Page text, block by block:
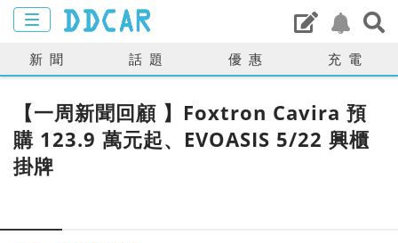
新聞 話題 優惠 充電
【一周新聞回顧 】Foxtron Cavira 預
購 123.9 萬元起、EVOASIS 5/22 興櫃
掛牌